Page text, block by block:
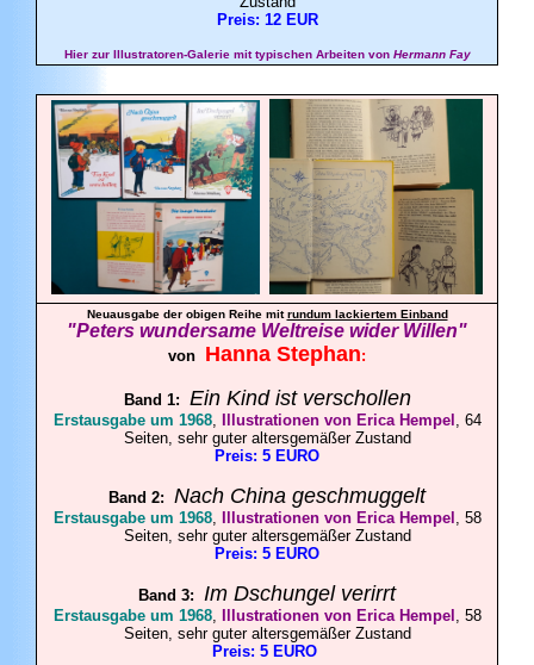
Preis: 12 EUR
Hier zur Illustratoren-Galerie mit typischen Arbeiten von Hermann Fay
Neuausgabe der obigen Reihe mitrundum lackiertem Einband
"Peters wundersame Weltreise wider Willen"
von Hanna Stephan:
Band 1: Ein Kind ist verschollen
Erstausgabe um 1968, Illustrationen von Erica Hempel , 64
Seiten, sehr guter altersgemäßer Zustand
Preis: 5 EURO
Band 2: Nach China geschmuggelt
Erstausgabe um 1968, Illustrationen von Erica Hempel , 58
Seiten, sehr guter altersgemäßer Zustand
Preis: 5 EURO
Band 3: Im Dschungel verirrt
Erstausgabe um 1968, Illustrationen von Erica Hempel , 58
Seiten, sehr guter altersgemäßer Zustand
Preis: 5 EURO